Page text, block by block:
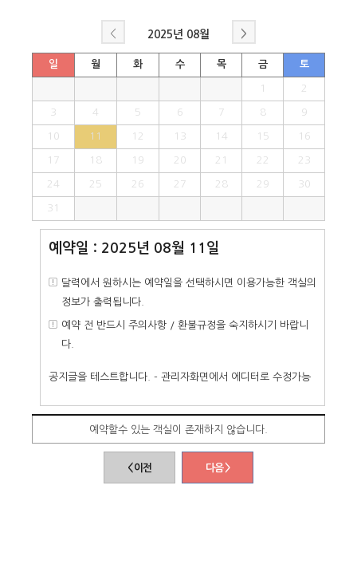
< 2025년 08월 >
일 월 화 수 목 금 토
1 2
3 4 5 6 7 8 9
10 11 12 13 14 15 16
17 18 19 20 21 22 23
24 25 26 27 28 29 30
31
예약일 : 2025년 08월 11일
달력에서 원하시는 예약일을 선택하시면 이용가능한 객실의
정보가 출력됩니다.
예약 전 반드시 주의사항 / 환불규정을 숙지하시기 바랍니
다.
공지글을 테스트합니다. - 관리자화면에서 에디터로 수정가능
예약할수 있는 객실이 존재하지 않습니다.
< 이전 다음 >